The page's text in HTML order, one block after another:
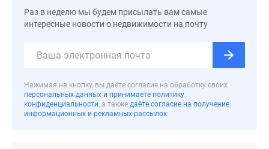
Раз в неделю мы будем присылать вам самые
интересные новости о недвижимости на почту
Нажимая на кнопку, вы даёте согласие на обработку своих
персональных данных и принимаете политику
конфиденциальности, а также даёте согласие на получение
информационных и рекламных рассылок